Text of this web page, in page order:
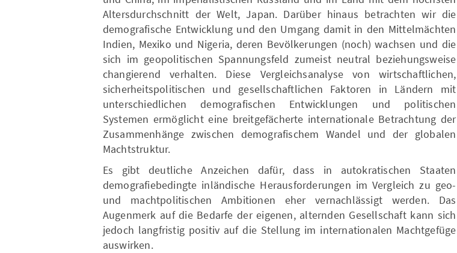
Altersdurchschnitt der Welt, Japan. Darüber hinaus betrachten wir die
demografische Entwicklung und den Umgang damit in den Mittelmächten
Indien, Mexiko und Nigeria, deren Bevölkerungen (noch) wachsen und die
sich im geopolitischen Spannungsfeld zumeist neutral beziehungsweise
changierend verhalten. Diese Vergleichsanalyse von wirtschaftlichen,
sicherheitspolitischen und gesellschaftlichen Faktoren in Ländern mit
unterschiedlichen demografischen Entwicklungen und politischen
Systemen ermöglicht eine breitgefächerte internationale Betrachtung der
Zusammenhänge zwischen demografischem Wandel und der globalen
Machtstruktur.
Es gibt deutliche Anzeichen dafür, dass in autokratischen Staaten
demografiebedingte inländische Herausforderungen im Vergleich zu geo-
und machtpolitischen Ambitionen eher vernachlässigt werden. Das
Augenmerk auf die Bedarfe der eigenen, alternden Gesellschaft kann sich
jedoch langfristig positiv auf die Stellung im internationalen Machtgefüge
auswirken.